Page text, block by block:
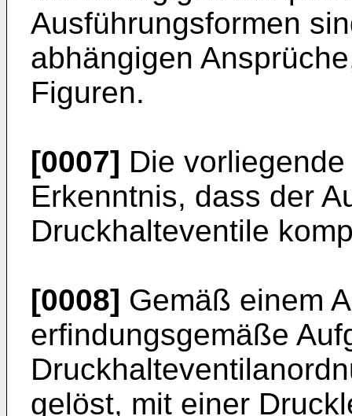
Ausführungsformen
abhängigen
Figuren.
[0007] Die
Erkenntnis, dass der
Druckhalteventile
[0008] Gemäß einem
erfindungsgemäße
gelöst, mit einer